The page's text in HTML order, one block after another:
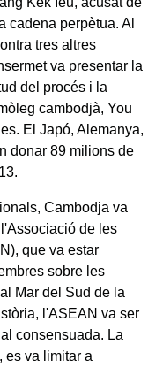
cadena perpètua. Al
tres altres
va presentar la
del procés i la
cambodjà, You
El Japó, Alemanya,
donar 89 milions de
Cambodja va
de les
que va estar
sobre les
Mar del Sud de la
l'ASEAN va ser
consensuada. La
es va limitar a